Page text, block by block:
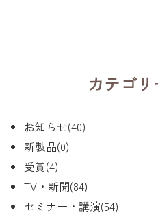
カテゴ
お知らせ(40)
新製品(0)
受賞(4)
TV・新聞(84)
セミナー・講演(54)